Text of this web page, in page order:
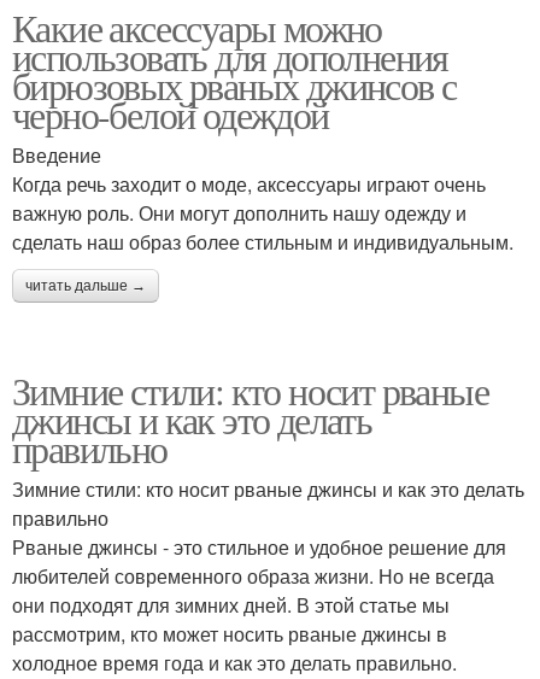
Какие аксессуары можно
использовать для дополнения
бирюзовых рваных джинсов с
черно-белой одеждой
Введение
Когда речь заходит о моде, аксессуары играют очень
важную роль. Они могут дополнить нашу одежду и
сделать наш образ более стильным и индивидуальным.
читать дальше →
Зимние стили: кто носит рваные
джинсы и как это делать
правильно
Зимние стили: кто носит рваные джинсы и как это делать
правильно
Рваные джинсы - это стильное и удобное решение для
любителей современного образа жизни. Но не всегда
они подходят для зимних дней. В этой статье мы
рассмотрим, кто может носить рваные джинсы в
холодное время года и как это делать правильно.